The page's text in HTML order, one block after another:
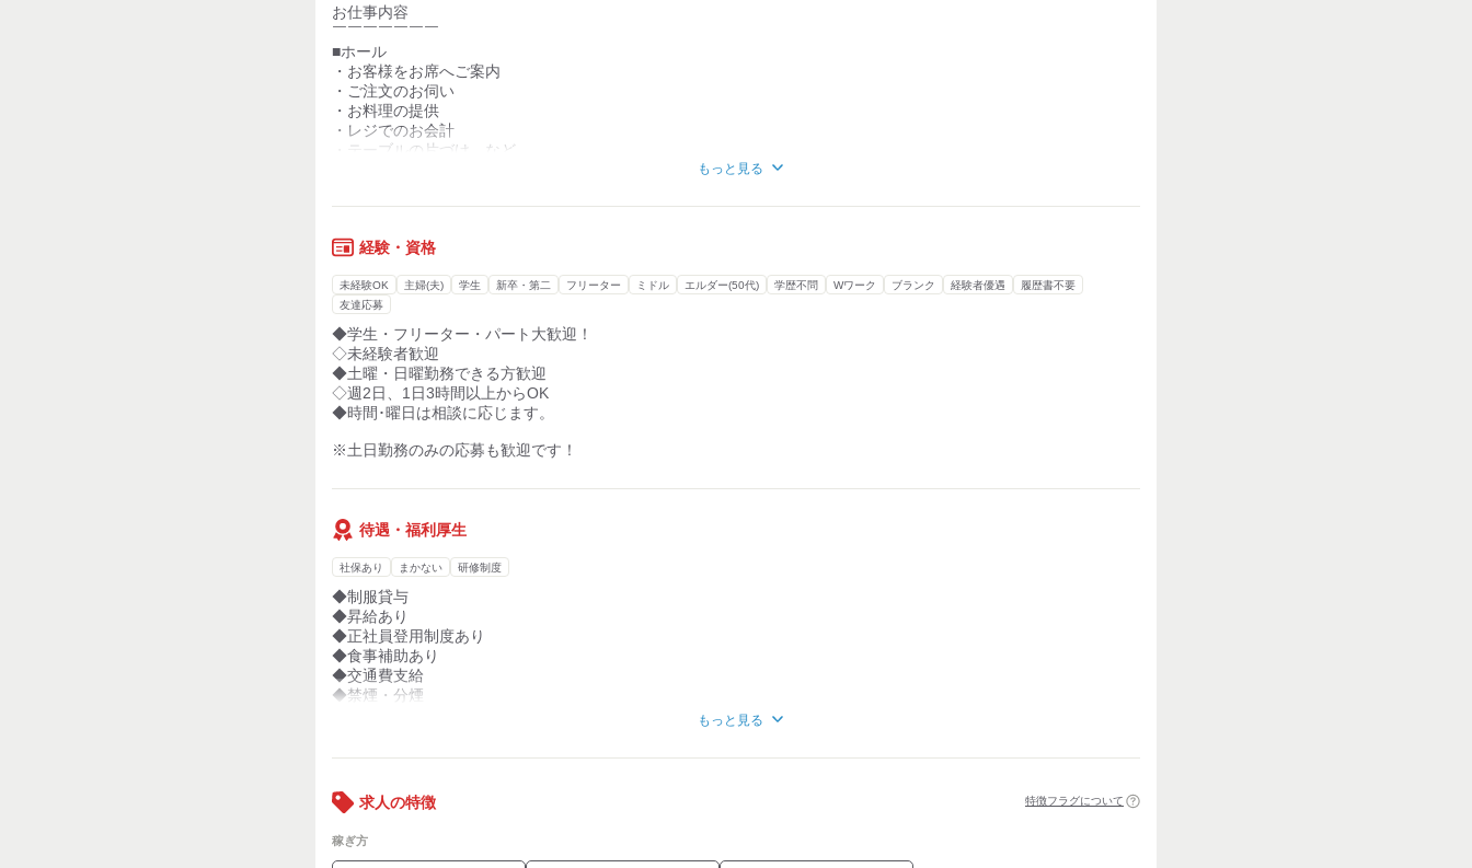
高校生からアルバイトを始めて、
7年間、かつ喜のスタッフです。
週1回のシフト提出のおかげで、
急な講座や部活の集まりにも参加でき、
シフトが柔軟なことは本当に助かりました。
イベントにも配慮いただいたおかげで、
ずっと楽しく働けています！
受験や就活も
最後まで応援したいです。
だから、相談していただければ、
2～3ヵ月の長期休みや土日休みも僕はOK。
（もちろん、入ってもらえると助かります 笑）
その分、かつ喜にいるときは
なってもらえたらな～と思います。
みなさんと、
長くお付き合いができたら嬉しいです！
お仕事内容
￣￣￣￣￣￣￣
■ホール
・お客様をお席へご案内
・ご注文のお伺い
・お料理の提供
・レジでのお会計
・テーブルの片づけ など
慣れてきたらオーダー受けや
もっと見る
経験・資格
未経験OK 主婦(夫) 学生 新卒・第二 フリーター ミドル エルダー(50代) 学歴不問 Wワーク ブランク 経験者優遇
履歴書不要
友達応募
◆学生・フリーター・パート大歓迎！
◇未経験者歓迎
◆土曜・日曜勤務できる方歓迎
◇週2日、1日3時間以上からOK
◆時間･曜日は相談に応じます。
※土日勤務のみの応募も歓迎です！
待遇・福利厚生
社保あり まかない 研修制度
◆制服貸与
◆昇給あり
◆正社員登用制度あり
◆食事補助あり
◆交通費支給
◆禁煙・分煙
◆友達同士応募OK
もっと見る
求人の特徴 特徴フラグについて
稼ぎ方